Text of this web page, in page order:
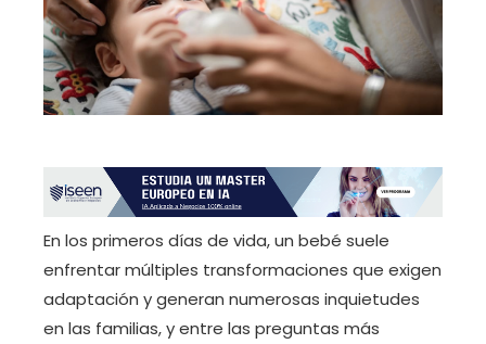
En los primeros días de vida, un bebé suele
enfrentar múltiples transformaciones que exigen
adaptación y generan numerosas inquietudes
en las familias, y entre las preguntas más